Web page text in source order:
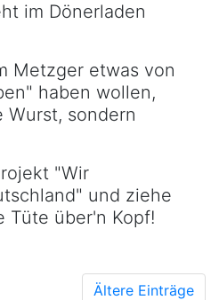
im Dönerladen
Metzger etwas von
haben wollen,
Wurst, sondern
"Wir
und ziehe
Tüte über'n Kopf!
Ältere Einträge